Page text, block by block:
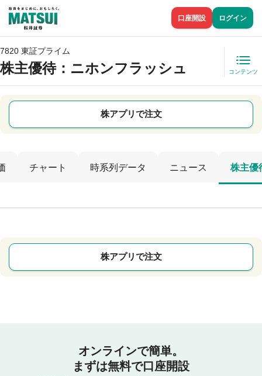
口座開設 ログイン
7820 東証プライム
株主優待：ニホンフラッシュ コンテンツ
株アプリで注文
チャート 時系列データ ニュース 株主優
株アプリで注文
オンラインで簡単。
まずは無料で口座開設